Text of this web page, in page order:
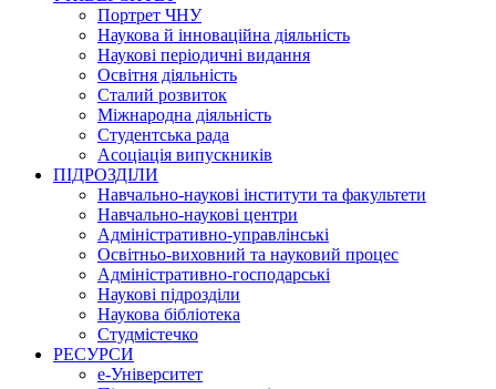
Портрет ЧНУ
Наукова й інноваційна діяльність
Наукові періодичні видання
Освітня діяльність
Сталий розвиток
Міжнародна діяльність
Студентська рада
Асоціація випускників
ПІДРОЗДІЛИ
Навчально-наукові інститути та факультети
Навчально-наукові центри
Адміністративно-управлінські
Освітньо-виховний та науковий процес
Адміністративно-господарські
Наукові підрозділи
Наукова бібліотека
Студмістечко
РЕСУРСИ
е-Університет